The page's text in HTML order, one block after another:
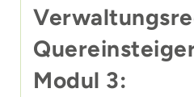
Modul 3: